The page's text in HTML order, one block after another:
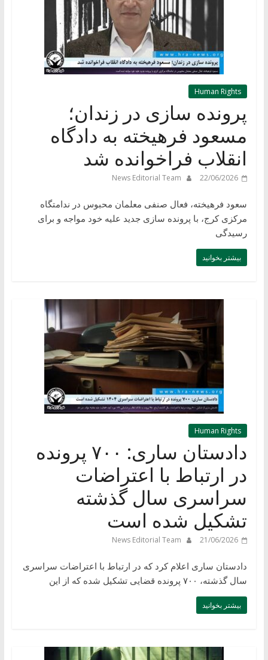
Human Rights
پرونده سازی در زندان؛
مسعود فرهیخته به دادگاه
انقلاب فراخوانده شد
22/06/2026
News Editorial Team
سعود فرهیخته، فعال صنفی معلمان محبوس در ندامتگاه
مرکزی کرج، با پرونده سازی جدید علیه خود مواجه و برای
رسیدگی
بیشتر بخوانید
Human Rights
دادستان ساری: ۷۰۰ پرونده
در ارتباط با اعتراضات
سراسری سال گذشته
تشکیل شده است
21/06/2026
News Editorial Team
دادستان ساری اعلام کرد که در ارتباط با اعتراضات سراسری
سال گذشته، ۷۰۰ پرونده قضایی تشکیل شده که از این
بیشتر بخوانید